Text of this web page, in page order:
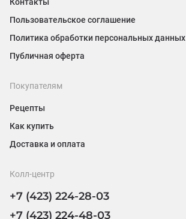
Пользовательское соглашение
Политика обработки персональных данных
Публичная оферта
Покупателям
Рецепты
Как купить
Доставка и оплата
Колл-центр
+7 (423) 224-28-03
+7 (423) 224-48-03